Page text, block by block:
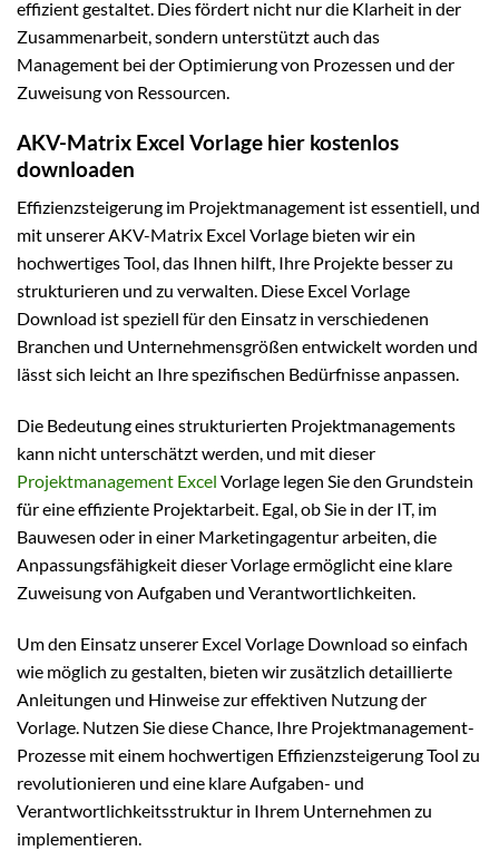
effizient gestaltet. Dies fördert nicht nur die Klarheit in der
Zusammenarbeit, sondern unterstützt auch das
Management bei der Optimierung von Prozessen und der
Zuweisung von Ressourcen.
AKV-Matrix Excel Vorlage hier kostenlos
downloaden
Effizienzsteigerung im Projektmanagement ist essentiell, und
mit unserer AKV-Matrix Excel Vorlage bieten wir ein
hochwertiges Tool, das Ihnen hilft, Ihre Projekte besser zu
strukturieren und zu verwalten. Diese Excel Vorlage
Download ist speziell für den Einsatz in verschiedenen
Branchen und Unternehmensgrößen entwickelt worden und
lässt sich leicht an Ihre spezifischen Bedürfnisse anpassen.
Die Bedeutung eines strukturierten Projektmanagements
kann nicht unterschätzt werden, und mit dieser
Projektmanagement Excel Vorlage legen Sie den Grundstein
für eine effiziente Projektarbeit. Egal, ob Sie in der IT, im
Bauwesen oder in einer Marketingagentur arbeiten, die
Anpassungsfähigkeit dieser Vorlage ermöglicht eine klare
Zuweisung von Aufgaben und Verantwortlichkeiten.
Um den Einsatz unserer Excel Vorlage Download so einfach
wie möglich zu gestalten, bieten wir zusätzlich detaillierte
Anleitungen und Hinweise zur effektiven Nutzung der
Vorlage. Nutzen Sie diese Chance, Ihre Projektmanagement-
Prozesse mit einem hochwertigen Effizienzsteigerung Tool zu
revolutionieren und eine klare Aufgaben- und
Verantwortlichkeitsstruktur in Ihrem Unternehmen zu
implementieren.